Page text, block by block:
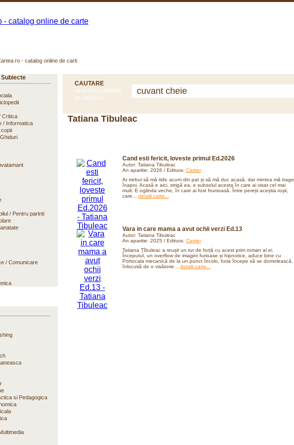
- catalog online de carti
CAUTARE
carte sau publicatie
pe cartea.ro
Tatiana Tibuleac
Cand esti fericit, loveste primul Ed.2026
Autor: Tatiana Tibuleac
An aparitie: 2026 / Editura: Cartier
Ar trebui să mă ridic acum din pat și să mă duc acasă, dar mintea mă trage
înapoi. Acasă e aici, strigă ea, e subsolul acesta în care ai visat cel mai
mult. E oglinda veche, în care ai fost frumoasă. Între pereții aceștia roșii,
care... detalii carte...
Vara in care mama a avut ochii verzi Ed.13
Autor: Tatiana Tibuleac
An aparitie: 2025 / Editura: Cartier
Tatiana Țîbuleac a reușit un tur de forță cu acest prim roman al ei.
Începutul, un overflow de imagini furioase și hipnotice, aduce bine cu
Portocala mecanică de la un punct încolo, furia începe să se domolească,
înlocuită de o visătorie... detalii carte...
Critica
/ Informatica
/ Pentru parinti
/ Comunicare
si Pedagogica